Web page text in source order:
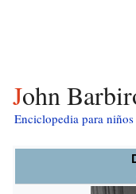
John
Enciclopedia para niños